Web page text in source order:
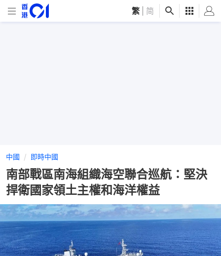
繁 简
中國 即時中國
南部戰區南海組織海空聯合巡航：堅決
捍衛國家領土主權和海洋權益